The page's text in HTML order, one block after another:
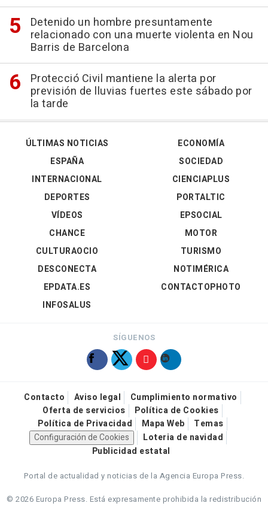
Detenido un hombre presuntamente
relacionado con una muerte violenta en Nou
Barris de Barcelona
Protecció Civil mantiene la alerta por
previsión de lluvias fuertes este sábado por
la tarde
ÚLTIMAS NOTICIAS
ESPAÑA
INTERNACIONAL
DEPORTES
VÍDEOS
ECONOMÍA
SOCIEDAD
CIENCIAPLUS
PORTALTIC
EPSOCIAL
CHANCE
CULTURAOCIO
DESCONECTA
EPDATA.ES
INFOSALUS
MOTOR
TURISMO
NOTIMÉRICA
CONTACTOPHOTO
SÍGUENOS
Contacto Aviso legal
Cumplimiento normativo
Oferta de servicios
Política de Cookies
Política de Privacidad
Mapa Web
Temas
Configuración de Cookies
Loteria de navidad
Publicidad estatal
Portal de actualidad y noticias de la Agencia Europa Press.
© 2026 Europa Press. Está expresamente prohibida la redistribución